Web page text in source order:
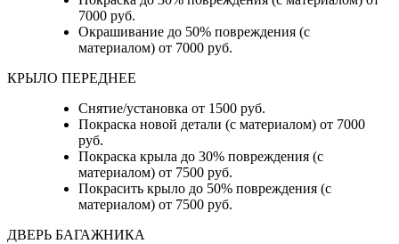
7000 руб.
Окрашивание до 50% повреждения (с
материалом) от 7000 руб.
КРЫЛО ПЕРЕДНЕЕ
Снятие/установка от 1500 руб.
Покраска новой детали (с материалом) от 7000
руб.
Покраска крыла до 30% повреждения (с
материалом) от 7500 руб.
Покрасить крыло до 50% повреждения (с
материалом) от 7500 руб.
ДВЕРЬ БАГАЖНИКА